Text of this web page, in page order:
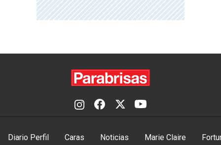
Diario Perfil Caras Noticias Marie Claire